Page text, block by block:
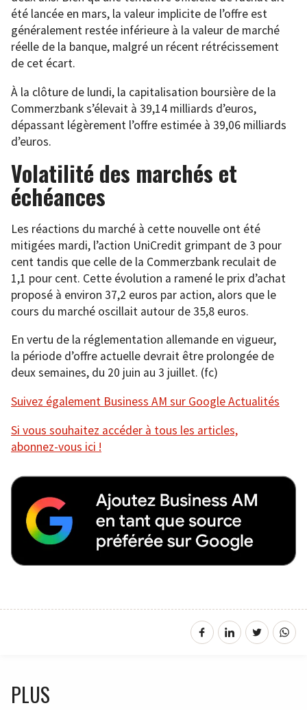
été lancée en mars, la valeur implicite de l’offre est
généralement restée inférieure à la valeur de marché
réelle de la banque, malgré un récent rétrécissement
de cet écart.
À la clôture de lundi, la capitalisation boursière de la
Commerzbank s’élevait à 39,14 milliards d’euros,
dépassant légèrement l’offre estimée à 39,06 milliards
d’euros.
Volatilité des marchés et
échéances
Les réactions du marché à cette nouvelle ont été
mitigées mardi, l’action UniCredit grimpant de 3 pour
cent tandis que celle de la Commerzbank reculait de
1,1 pour cent. Cette évolution a ramené le prix d’achat
proposé à environ 37,2 euros par action, alors que le
cours du marché oscillait autour de 35,8 euros.
En vertu de la réglementation allemande en vigueur,
la période d’offre actuelle devrait être prolongée de
deux semaines, du 20 juin au 3 juillet. (fc)
Suivez également Business AM sur Google Actualités
Si vous souhaitez accéder à tous les articles,
abonnez-vous ici !
PLUS